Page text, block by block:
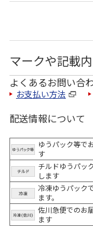
マークや記載
よくあるお問い合
お支払い方法
配送情報について
ゆうパック等で
す
チルドゆうパッ
します
冷凍ゆうパック
ます。
佐川急便でのお
ます